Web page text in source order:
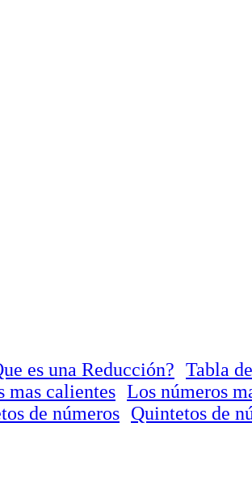
es una Reducción? Tabla
mas calientes Los números
de números Quintetos de